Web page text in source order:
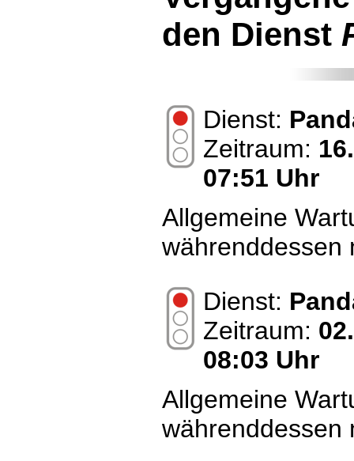
den Dienst
Dienst:
Zeitraum:
07:51 Uhr
Allgemeine
währenddessen
Dienst:
Zeitraum:
08:03 Uhr
Allgemeine
währenddessen